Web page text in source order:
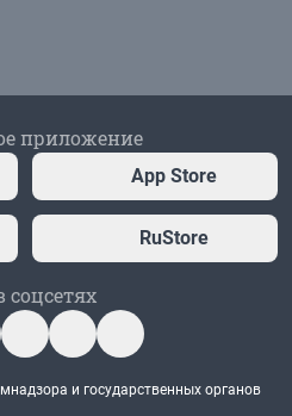
приложение
App Store
RuStore
и государственных органов